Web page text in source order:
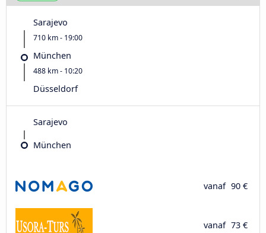
Sarajevo
710 km - 19:00
München
488 km - 10:20
Düsseldorf
Sarajevo
München
vanaf 90 €
vanaf 73 €